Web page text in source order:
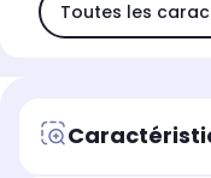
Toutes les